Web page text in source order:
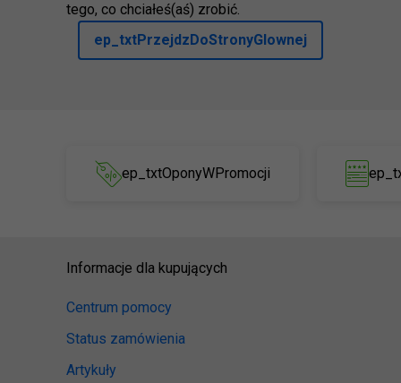
tego, co chciałeś(aś) zrobić.
ep_txtPrzejdzDoStronyGlownej
ep_txtOponyWPromocji
Informacje dla kupujących
Centrum pomocy
Status zamówienia
Artykuły